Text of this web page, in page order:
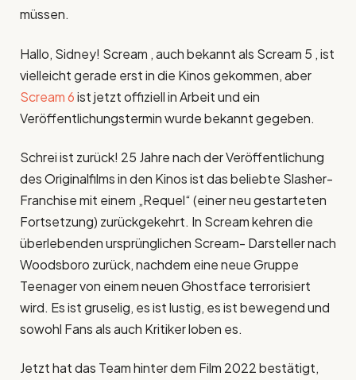
müssen.
Hallo, Sidney! Scream , auch bekannt als Scream 5 , ist
vielleicht gerade erst in die Kinos gekommen, aber
Scream 6ist jetzt offiziell in Arbeit und ein
Veröffentlichungstermin wurde bekannt gegeben.
Schrei ist zurück! 25 Jahre nach der Veröffentlichung
des Originalfilms in den Kinos ist das beliebte Slasher-
Franchise mit einem „Requel“ (einer neu gestarteten
Fortsetzung) zurückgekehrt. In Scream kehren die
überlebenden ursprünglichen Scream- Darsteller nach
Woodsboro zurück, nachdem eine neue Gruppe
Teenager von einem neuen Ghostface terrorisiert
wird. Es ist gruselig, es ist lustig, es ist bewegend und
sowohl Fans als auch Kritiker loben es.
Jetzt hat das Team hinter dem Film 2022 bestätigt,